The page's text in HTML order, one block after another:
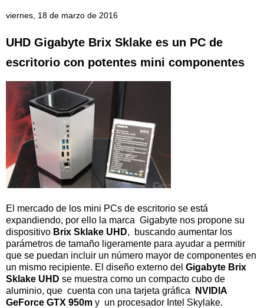
viernes, 18 de marzo de 2016
UHD Gigabyte Brix Sklake es un PC de
escritorio con potentes mini componentes
El mercado de los mini PCs de escritorio se está
expandiendo, por ello la marca Gigabyte nos propone su
dispositivo Brix Sklake UHD, buscando aumentar los
parámetros de tamaño ligeramente para ayudar a permitir
que se puedan incluir un número mayor de componentes en
un mismo recipiente. El diseño externo del Gigabyte Brix
Sklake UHD se muestra como un compacto cubo de
aluminio, que cuenta con una tarjeta gráfica
NVIDIA
GeForce GTX 950m y un procesador Intel Skylake.